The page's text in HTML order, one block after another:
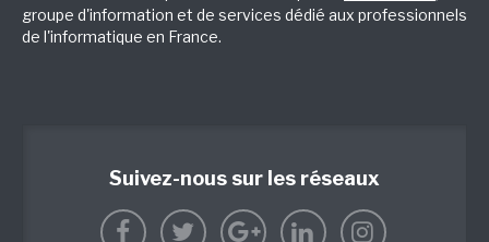
groupe d'information et de services dédié aux professionnels
de l'informatique en France.
Suivez-nous sur les réseaux